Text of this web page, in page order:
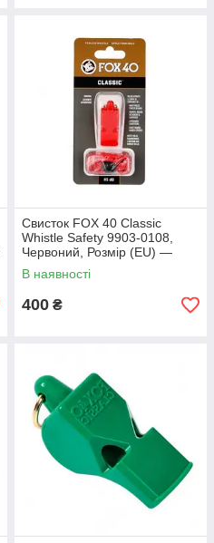
Свисток FOX 40 Classic
Whistle Safety 9903-0108,
Червоний, Розмір (EU) —
1SIZE
В наявності
400 ₴